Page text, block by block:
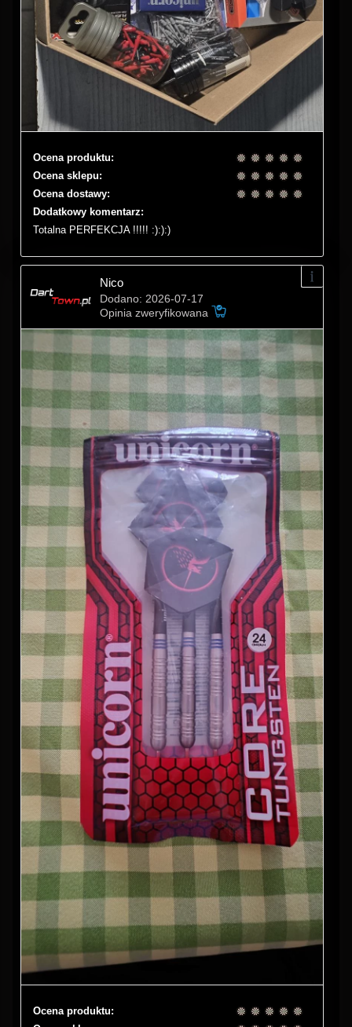
Ocena produktu:
Ocena sklepu:
Ocena dostawy:
Dodatkowy komentarz:
Totalna PERFEKCJA !!!!! :):):)
Nico
Dodano: 2026-07-17
Opinia zweryfikowana
Ocena produktu: